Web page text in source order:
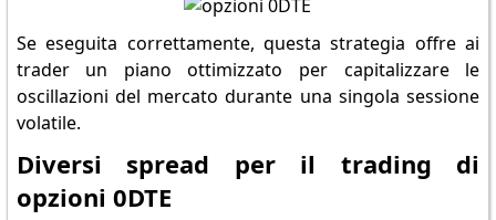
Se eseguita correttamente, questa strategia offre ai
trader un piano ottimizzato per capitalizzare le
oscillazioni del mercato durante una singola sessione
volatile.
Diversi spread per il trading di
opzioni 0DTE